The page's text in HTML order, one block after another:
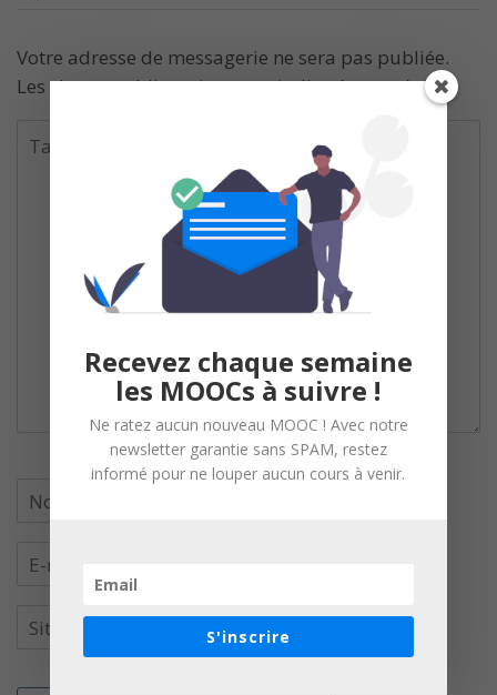
Votre adresse de messagerie ne sera pas publiée.
Les champs obligatoires sont indiqués avec*
Recevez chaque semaine
les MOOCs à suivre !
Ne ratez aucun nouveau MOOC ! Avec notre
newsletter garantie sans SPAM, restez
informé pour ne louper aucun cours à venir.
S'inscrire